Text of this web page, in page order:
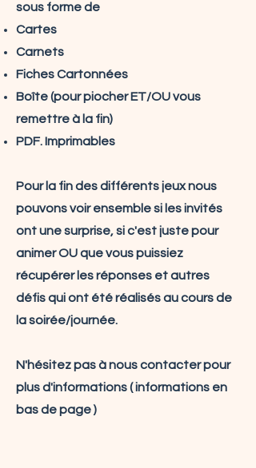
sous forme de
Cartes
Carnets
Fiches Cartonnées
Boîte (pour piocher ET/OU vous
remettre à la fin)
PDF. Imprimables
Pour la fin des différents jeux nous
pouvons voir ensemble si les invités
ont une surprise, si c'est juste pour
animer OU que vous puissiez
récupérer les réponses et autres
défis qui ont été réalisés au cours de
la soirée/journée.
N'hésitez pas à nous contacter pour
plus d'informations ( informations en
bas de page )